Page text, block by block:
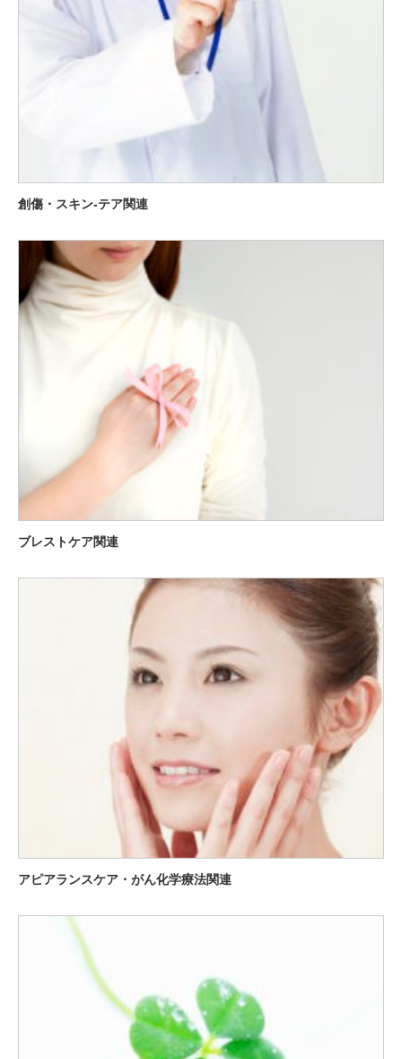
創傷・スキン-テア関連
ブレストケア関連
アピアランスケア・がん化学療法関連